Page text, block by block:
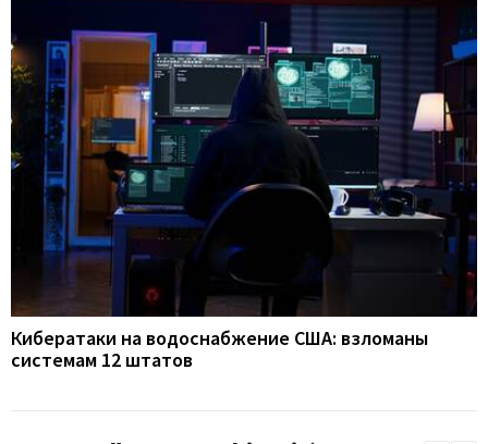
Кибератаки на водоснабжение США: взломаны
системам 12 штатов